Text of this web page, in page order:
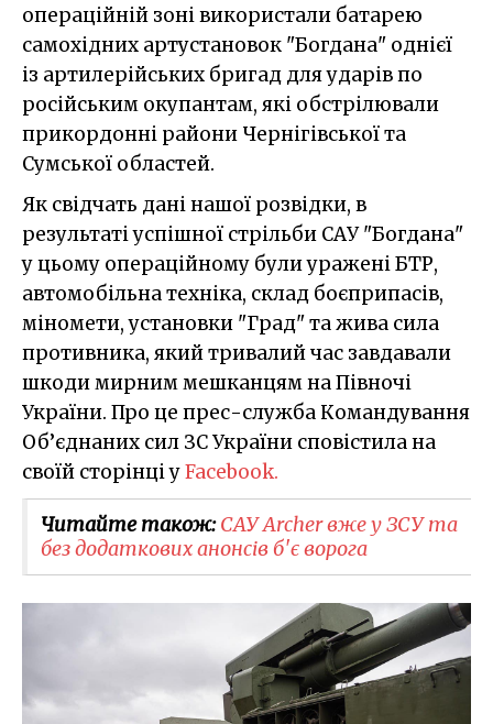
операційній зоні використали батарею
самохідних артустановок "Богдана" однієї
із артилерійських бригад для ударів по
російським окупантам, які обстрілювали
прикордонні райони Чернігівської та
Сумської областей.
Як свідчать дані нашої розвідки, в
результаті успішної стрільби САУ "Богдана"
у цьому операційному були уражені БТР,
автомобільна техніка, склад боєприпасів,
міномети, установки "Град" та жива сила
противника, який тривалий час завдавали
шкоди мирним мешканцям на Півночі
України. Про це прес-служба Командування
Об’єднаних сил ЗС України сповістила на
своїй сторінці уFacebook.
Читайте також:САУ Archer вже у ЗСУ та
без додаткових анонсів б'є ворога